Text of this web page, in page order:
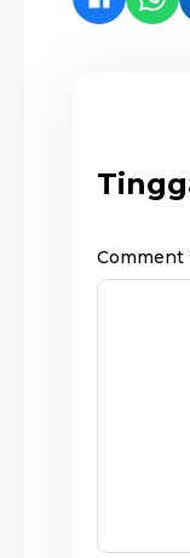
Comment